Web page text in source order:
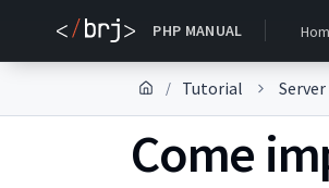
PHP MANUAL
/ Tutorial
Come